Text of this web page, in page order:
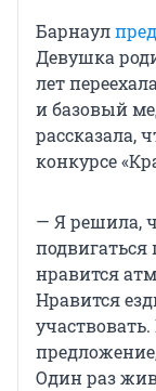
Барнаул
Девушка
лет
и базовый
рассказала,
конкурсе
— Я решила,
нравится
Нравится
Один раз